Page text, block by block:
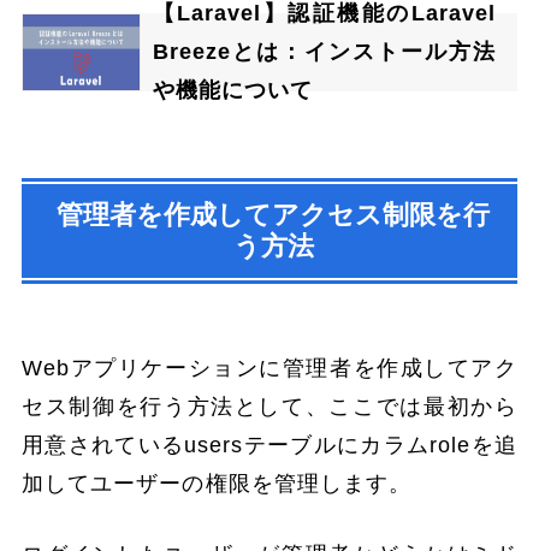
【Laravel】認証機能のLaravel
Breezeとは：インストール方法
や機能について
管理者を作成してアクセス制限を行
う方法
Webアプリケーションに管理者を作成してアク
セス制御を行う方法として、ここでは最初から
用意されているusersテーブルにカラムroleを追
加してユーザーの権限を管理します。